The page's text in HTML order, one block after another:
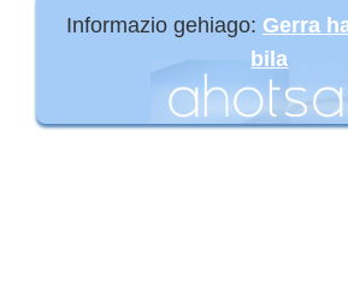
Informazio gehiago: Gerra
bila